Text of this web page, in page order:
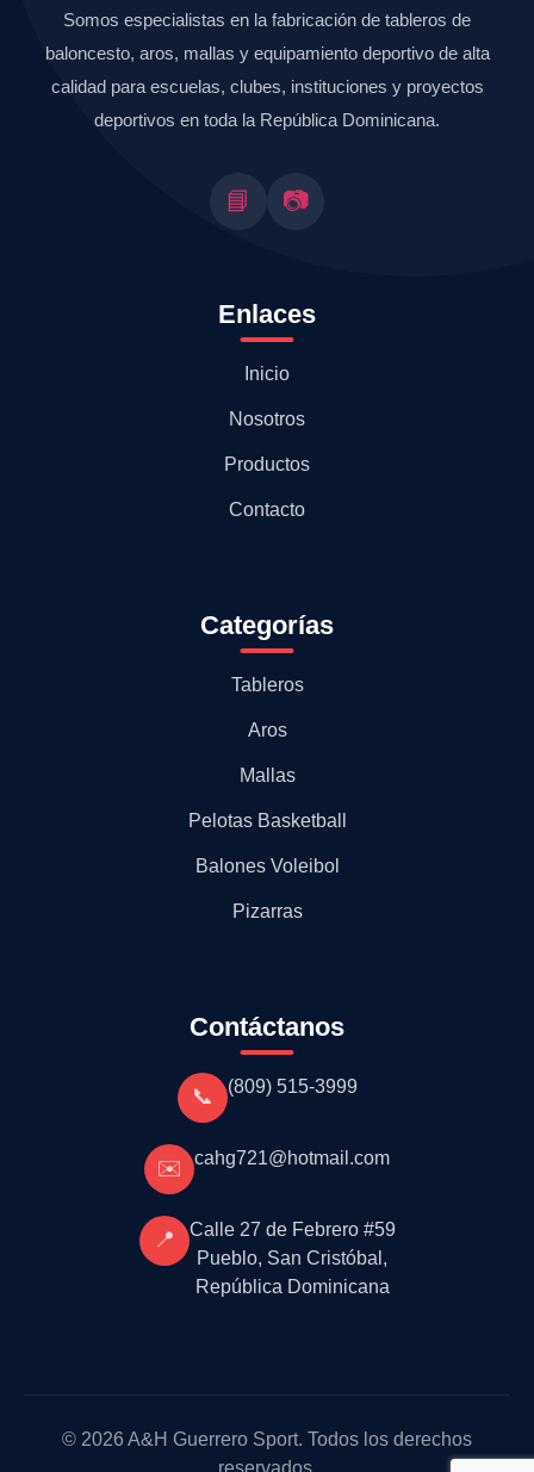
Somos especialistas en la fabricación de tableros de
baloncesto, aros, mallas y equipamiento deportivo de alta
calidad para escuelas, clubes, instituciones y proyectos
deportivos en toda la República Dominicana.
📘 📷
Enlaces
Inicio
Nosotros
Productos
Contacto
Categorías
Tableros
Aros
Mallas
Pelotas Basketball
Balones Voleibol
Pizarras
Contáctanos
📞 (809) 515-3999
✉️ cahg721@hotmail.com
📍
Calle 27 de Febrero #59
Pueblo, San Cristóbal,
República Dominicana
© 2026 A&H Guerrero Sport. Todos los derechos
reservados.